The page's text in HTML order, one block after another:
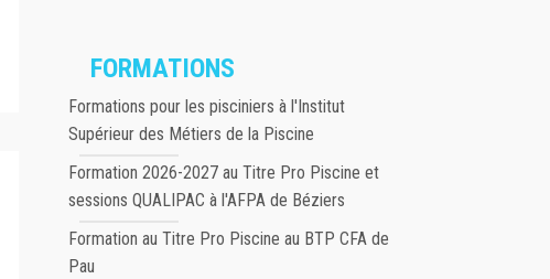
FORMATIONS
Formations pour les pisciniers à l'Institut
Supérieur des Métiers de la Piscine
Formation 2026-2027 au Titre Pro Piscine et
sessions QUALIPAC à l'AFPA de Béziers
Formation au Titre Pro Piscine au BTP CFA de
Pau